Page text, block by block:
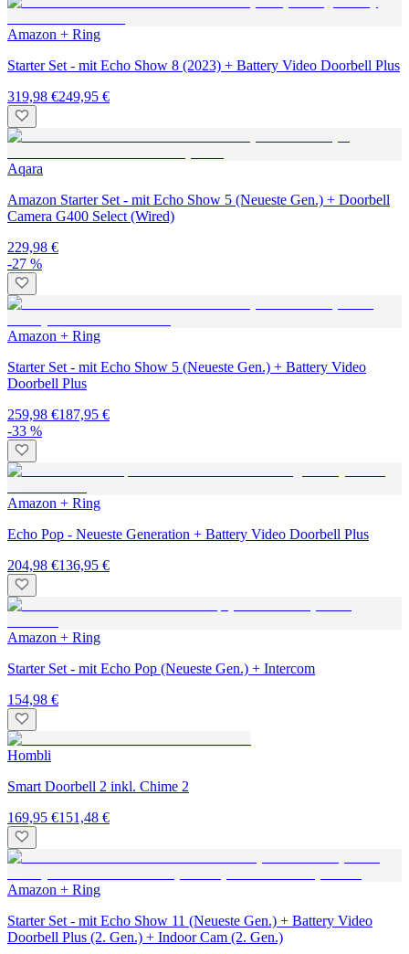
Amazon + Ring
Starter Set - mit Echo Show 8 (2023) + Battery Video Doorbell Plus
319,98 €249,95 €
Aqara
Amazon Starter Set - mit Echo Show 5 (Neueste Gen.) + Doorbell
Camera G400 Select (Wired)
229,98 €
-27 %
Amazon + Ring
Starter Set - mit Echo Show 5 (Neueste Gen.) + Battery Video
Doorbell Plus
259,98 €187,95 €
-33 %
Amazon + Ring
Echo Pop - Neueste Generation + Battery Video Doorbell Plus
204,98 €136,95 €
Amazon + Ring
Starter Set - mit Echo Pop (Neueste Gen.) + Intercom
154,98 €
Hombli
Smart Doorbell 2 inkl. Chime 2
169,95 €151,48 €
Amazon + Ring
Starter Set - mit Echo Show 11 (Neueste Gen.) + Battery Video
Doorbell Plus (2. Gen.) + Indoor Cam (2. Gen.)